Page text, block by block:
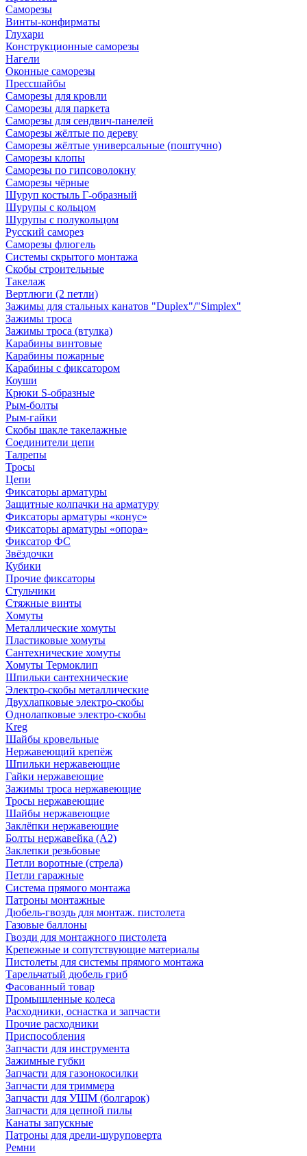
Саморезы
Винты-конфирматы
Глухари
Конструкционные саморезы
Нагели
Оконные саморезы
Прессшайбы
Саморезы для кровли
Саморезы для паркета
Саморезы для сендвич-панелей
Саморезы жёлтые по дереву
Саморезы жёлтые универсальные (поштучно)
Саморезы клопы
Саморезы по гипсоволокну
Саморезы чёрные
Шуруп костыль Г-образный
Шурупы с кольцом
Шурупы с полукольцом
Русский саморез
Саморезы флюгель
Системы скрытого монтажа
Скобы строительные
Такелаж
Вертлюги (2 петли)
Зажимы для стальных канатов "Duplex"/"Simplex"
Зажимы троса
Зажимы троса (втулка)
Карабины винтовые
Карабины пожарные
Карабины с фиксатором
Коуши
Крюки S-образные
Рым-болты
Рым-гайки
Скобы шакле такелажные
Соединители цепи
Талрепы
Тросы
Цепи
Фиксаторы арматуры
Защитные колпачки на арматуру
Фиксаторы арматуры «конус»
Фиксаторы арматуры «опора»
Фиксатор ФС
Звёздочки
Кубики
Прочие фиксаторы
Стульчики
Стяжные винты
Хомуты
Металлические хомуты
Пластиковые хомуты
Сантехнические хомуты
Хомуты Термоклип
Шпильки сантехнические
Электро-скобы металлические
Двухлапковые электро-скобы
Однолапковые электро-скобы
Kreg
Шайбы кровельные
Нержавеющий крепёж
Шпильки нержавеющие
Гайки нержавеющие
Зажимы троса нержавеющие
Тросы нержавеющие
Шайбы нержавеющие
Заклёпки нержавеющие
Болты нержавейка (А2)
Заклепки резьбовые
Петли воротные (стрела)
Петли гаражные
Система прямого монтажа
Патроны монтажные
Дюбель-гвоздь для монтаж. пистолета
Газовые баллоны
Гвозди для монтажного пистолета
Крепежные и сопутствующие материалы
Пистолеты для системы прямого монтажа
Тарельчатый дюбель гриб
Фасованный товар
Промышленные колеса
Расходники, оснастка и запчасти
Прочие расходники
Приспособления
Запчасти для инструмента
Зажимные губки
Запчасти для газонокосилки
Запчасти для триммера
Запчасти для УШМ (болгарок)
Запчасти для цепной пилы
Канаты запускные
Патроны для дрели-шуруповерта
Ремни